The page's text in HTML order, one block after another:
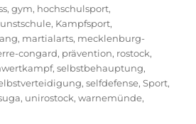
,gym, hochschulsport,
, Kampfsport,
, martialarts, mecklenburg-
congard, prävention, rostock,
,selbstbehauptung,
,selfdefense,Sport,
, unirostock,warnemünde,